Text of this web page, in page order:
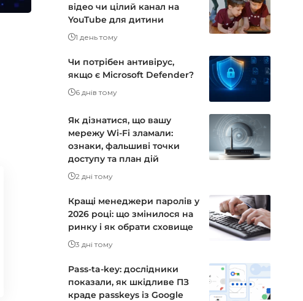
відео чи цілий канал на
YouTube для дитини
1 день тому
Чи потрібен антивірус,
якщо є Microsoft Defender?
6 днів тому
Як дізнатися, що вашу
мережу Wi-Fi зламали:
ознаки, фальшиві точки
доступу та план дій
2 дні тому
Кращі менеджери паролів у
2026 році: що змінилося на
ринку і як обрати сховище
3 дні тому
Pass-ta-key: дослідники
показали, як шкідливе ПЗ
краде passkeys із Google